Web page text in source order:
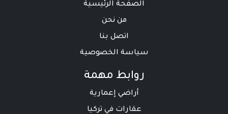
الصفحة الرئيسية
من نحن
اتصل بنا
سياسة الخصوصية
روابط مهمة
أراضي إعمارية
عقارات في تركيا